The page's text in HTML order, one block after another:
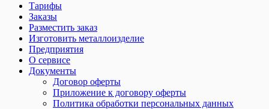
Тарифы
Заказы
Разместить заказ
Изготовить металлоизделие
Предприятия
О сервисе
Документы
Договор оферты
Приложение к договору оферты
Политика обработки персональных данных